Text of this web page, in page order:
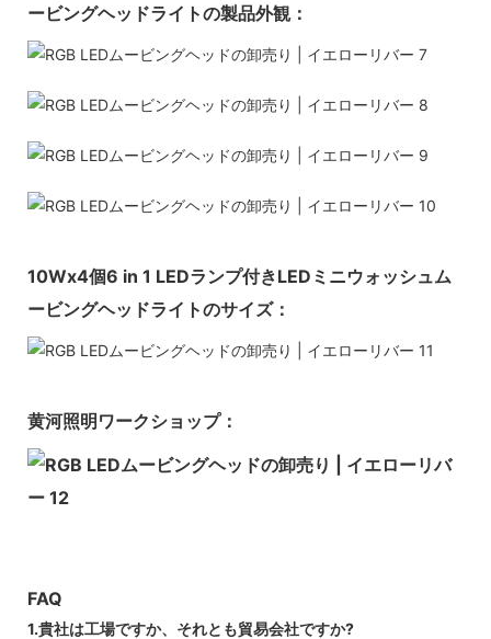
ービングヘッドライトの製品外観：
10Wx4個6 in 1 LEDランプ付きLEDミニウォッシュム
ービングヘッドライトのサイズ：
黄河照明ワークショップ：
FAQ
1.貴社は工場ですか、それとも貿易会社ですか?